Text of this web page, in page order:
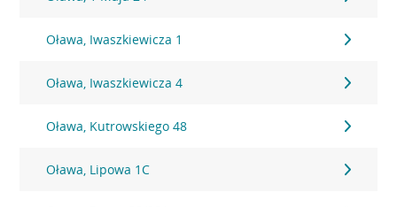
Oława, Iwaszkiewicza 1
Oława, Iwaszkiewicza 4
Oława, Kutrowskiego 48
Oława, Lipowa 1C